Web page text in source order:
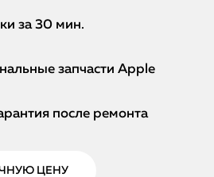
за 30 мин.
запчасти Apple
после ремонта
ЦЕНУ